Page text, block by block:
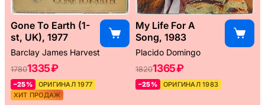
Gone To Earth (1-
st, UK), 1977
Barclay James Harvest
17801335 ₽
–25%
ОРИГИНАЛ 1977
ХИТ ПРОДАЖ
My Life For A
Song, 1983
Placido Domingo
18201365 ₽
–25% ОРИГИНАЛ 1983